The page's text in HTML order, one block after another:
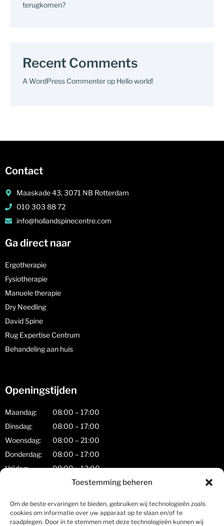
Toestemming beheren
Om de beste ervaringen te bieden, gebruiken wij technologieën zoals
cookies om informatie over uw apparaat op te slaan en/of te
raadplegen. Door in te stemmen met deze technologieën kunnen wij
terugkomen?
Recent Comments
A WordPress Commenterop Hello world!
Contact
Maaskade 43, 3071 NB Rotterdam
010 303 88 72
info@hollandspinecentre.com
Ga direct naar
Ergotherapie
Fysiotherapie
Manuele therapie
Dry Needling
David Spine
Rug Expertise Centrum
Behandeling aan huis
Openingstijden
Maandag:
08:00 – 17:00
Dinsdag:
08:00 – 17:00
Woensdag:
08:00 – 21:00
Donderdag:
08:00 – 17:00
Vrijdag:
08:00 – 13:00
08:00 – 17:00
Zorgkaart Nederland